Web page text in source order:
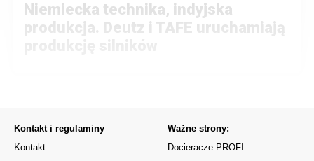
Niemiecka technika, indyjska
produkcja. Deutz i TAFE uruchamiają
Kontakt i regulaminy
Kontakt
Ważne strony:
Docieracze PROFI